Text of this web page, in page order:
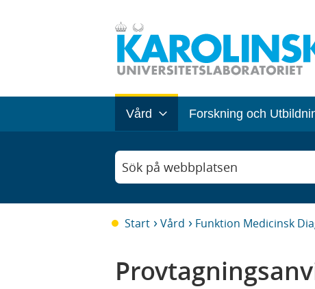
Vård Forskning och
Sök på webbplatsen
Start Vård Funktion Medicinsk